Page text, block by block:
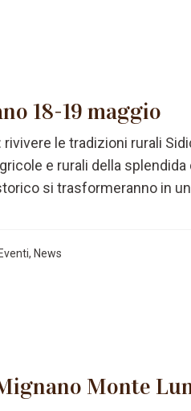
18-19 maggio
rivivere le tradizioni rurali
e rurali della
si trasformeranno in
, News
Monte